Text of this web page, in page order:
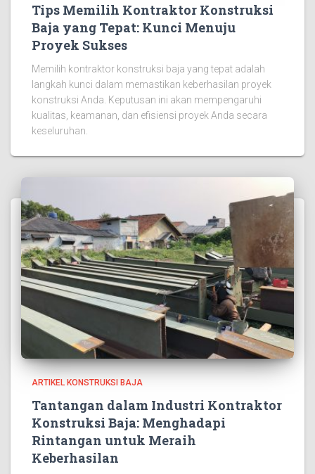
Tips Memilih Kontraktor Konstruksi
Baja yang Tepat: Kunci Menuju
Proyek Sukses
Memilih kontraktor konstruksi baja yang tepat adalah
langkah kunci dalam memastikan keberhasilan proyek
konstruksi Anda. Keputusan ini akan mempengaruhi
kualitas, keamanan, dan efisiensi proyek Anda secara
keseluruhan.
ARTIKEL KONSTRUKSI BAJA
Tantangan dalam Industri Kontraktor
Konstruksi Baja: Menghadapi
Rintangan untuk Meraih
Keberhasilan